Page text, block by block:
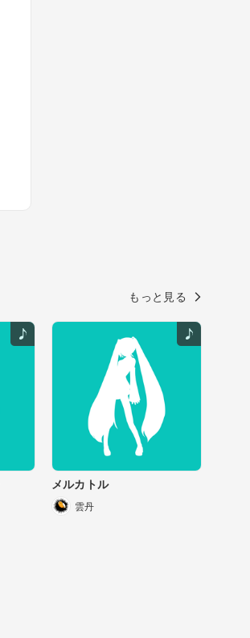
もっと見る
メルカトル
雲丹